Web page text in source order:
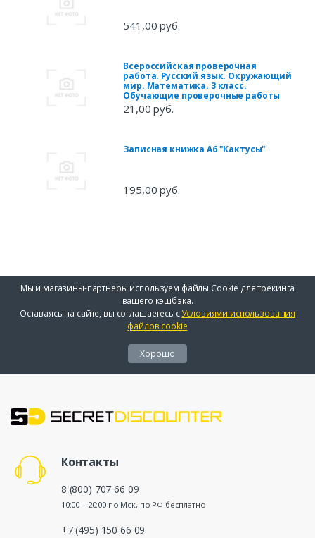
541,00 руб.
Всероссийская проверочная
работа. Русский язык. Окружающий
мир. Математика. 3 класс.
Обучающие проверочные работы
21,00 руб.
Записная книжка А6 "Кактусы"
195,00 руб.
Мы и магазины-партнеры используем файлы Cookie для трекинга
вашего кэшбэка.
Оставаясь на сайте, вы соглашаетесь сУсловиями использования
файлов cookie
Хорошо
Контакты
8 (800) 707 66 09
10:00 – 20:00 по Мск, по РФ бесплатно
+7 (495) 150 66 09